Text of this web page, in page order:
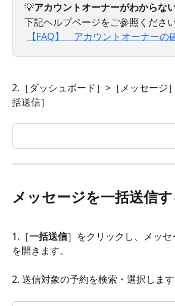
💡アカウントオーナーがわからな
下記ヘルプページをご参照ください
【FAQ】　アカウントオーナーの
2.［ダッシュボード］>［メッセージ
括送信］
メッセージを一括送信
1.［一括送信］をクリックし、メッ
を開きます。
2. 送信対象の予約を検索・選択します